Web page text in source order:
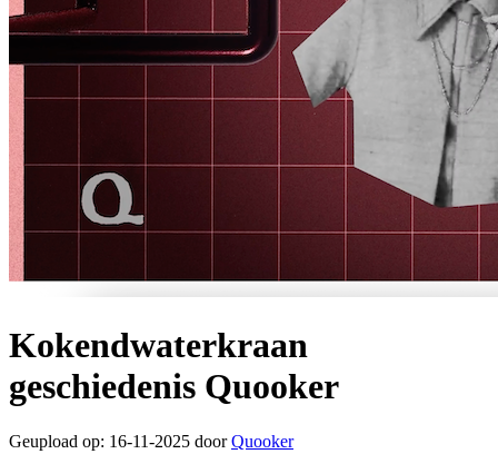
Kokendwaterkraan
geschiedenis Quooker
Geupload op: 16-11-2025 doorQuooker